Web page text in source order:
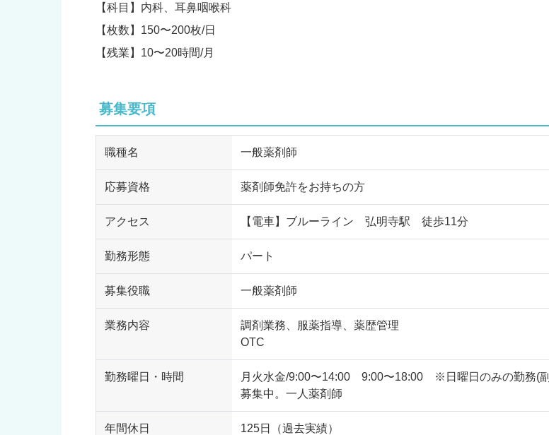
【科目】内科、耳鼻咽喉科
【枚数】150〜200枚/日
【残業】10〜20時間/月
募集要項
職種名 一般薬剤師
応募資格 薬剤師免許をお持ちの方
アクセス 【電車】ブルーライン 弘明寺駅 徒歩11分
勤務形態 パート
募集役職 一般薬剤師
業務内容
調剤業務、服薬指導、薬歴管理
OTC
勤務曜日・時間
月火水金/9:00〜14:00 9:00〜18:00 ※日曜日のみの勤務(
募集中。一人薬剤師
年間休日 125日（過去実績）